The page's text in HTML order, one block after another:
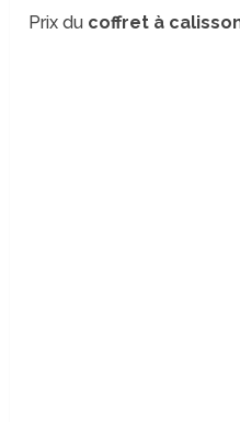
Prix du coffret à